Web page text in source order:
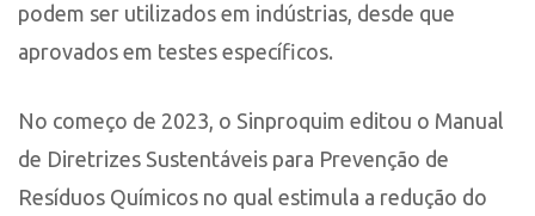
podem ser utilizados em indústrias, desde que
aprovados em testes específicos.
No começo de 2023, o Sinproquim editou o Manual
de Diretrizes Sustentáveis para Prevenção de
Resíduos Químicos no qual estimula a redução do